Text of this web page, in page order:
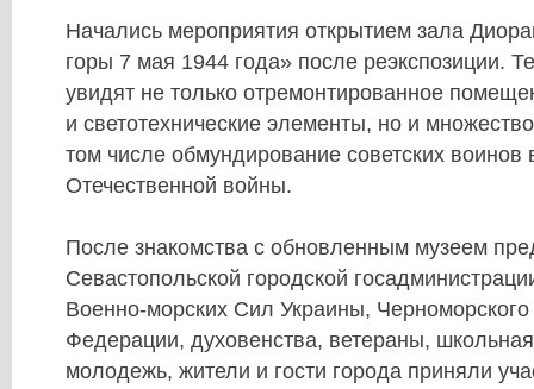
Начались мероприятия открытием зала
горы 7 мая 1944 года» после реэкспозиции.
увидят не только отремонтированное
и светотехнические элементы, но и
том числе обмундирование советских воинов
Отечественной войны.
После знакомства с обновленным музеем
Севастопольской городской
Военно-морских Сил Украины,
Федерации, духовенства, ветераны,
молодежь, жители и гости города приняли